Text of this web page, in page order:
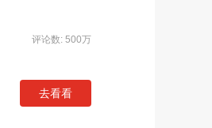
评论数: 500万
去看看